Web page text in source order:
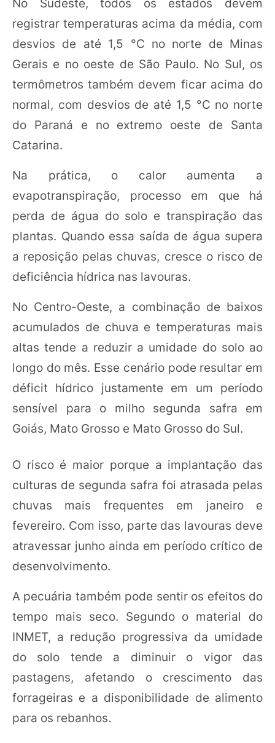
registrar temperaturas acima da média, com
desvios de até 1,5 °C no norte de Minas
Gerais e no oeste de São Paulo. No Sul, os
termômetros também devem ficar acima do
normal, com desvios de até 1,5 °C no norte
do Paraná e no extremo oeste de Santa
Catarina.
Na prática, o calor aumenta a
evapotranspiração, processo em que há
perda de água do solo e transpiração das
plantas. Quando essa saída de água supera
a reposição pelas chuvas, cresce o risco de
deficiência hídrica nas lavouras.
No Centro-Oeste, a combinação de baixos
acumulados de chuva e temperaturas mais
altas tende a reduzir a umidade do solo ao
longo do mês. Esse cenário pode resultar em
déficit hídrico justamente em um período
sensível para o milho segunda safra em
Goiás, Mato Grosso e Mato Grosso do Sul.
O risco é maior porque a implantação das
culturas de segunda safra foi atrasada pelas
chuvas mais frequentes em janeiro e
fevereiro. Com isso, parte das lavouras deve
atravessar junho ainda em período crítico de
desenvolvimento.
A pecuária também pode sentir os efeitos do
tempo mais seco. Segundo o material do
INMET, a redução progressiva da umidade
do solo tende a diminuir o vigor das
pastagens, afetando o crescimento das
forrageiras e a disponibilidade de alimento
para os rebanhos.